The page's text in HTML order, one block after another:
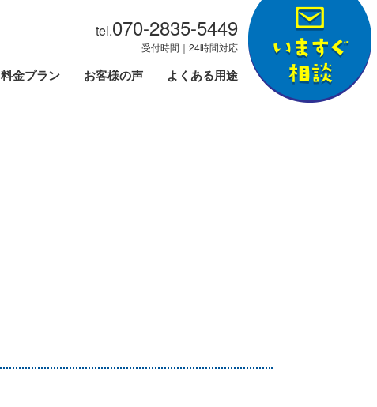
tel.070-2835-5449
受付時間｜24時間対応
料金プラン お客様の声 よくある用途